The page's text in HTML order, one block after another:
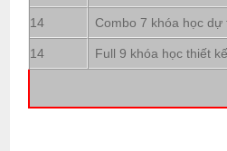
14 Combo 7 khóa học
14 Full 9 khóa học thiết